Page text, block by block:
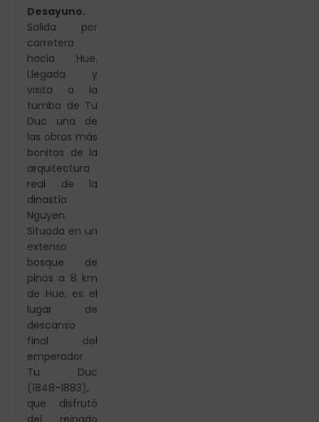
Desayuno.
Salida por
carretera
hacia Hue.
Llegada y
visita a la
tumba de Tu
Duc una de
las obras más
bonitas de la
arquitectura
real de la
dinastía
Nguyen.
Situada en un
extenso
bosque de
pinos a 8 km
de Hue, es el
lugar de
descanso
final del
emperador
Tu Duc
(1848-1883),
que disfrutó
del reinado